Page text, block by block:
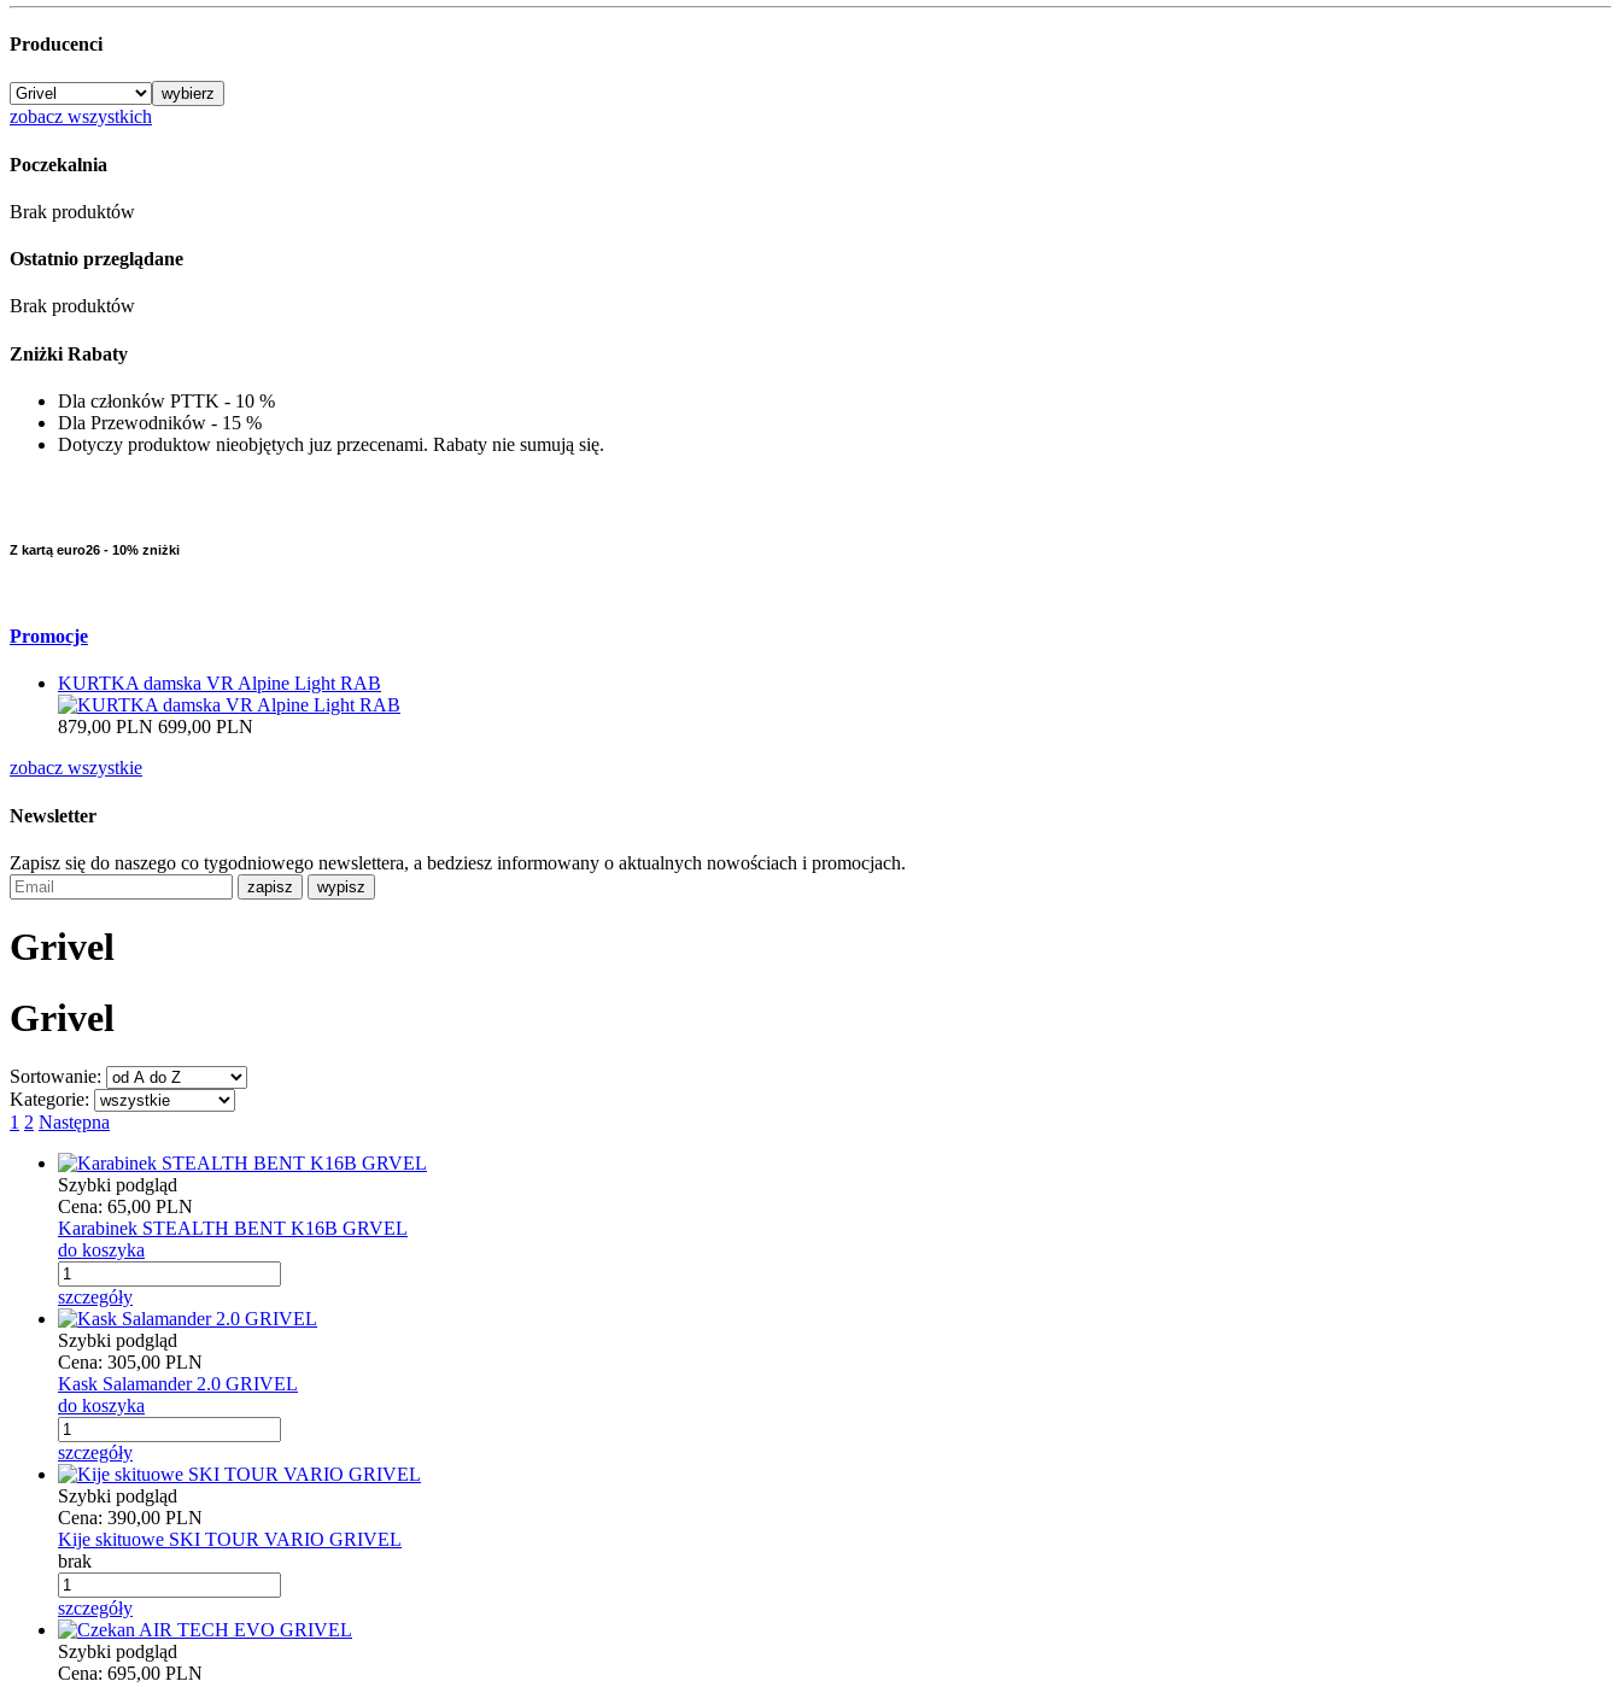
Producenci
zobacz wszystkich
Poczekalnia
Brak produktów
Ostatnio przeglądane
Brak produktów
Zniżki Rabaty
Dla członków PTTK - 10 %
Dla Przewodników - 15 %
Dotyczy produktow nieobjętych juz przecenami. Rabaty nie sumują się.
Z kartą euro26 - 10% zniżki
Promocje
KURTKA damska VR Alpine Light RAB
879,00 PLN 699,00 PLN
zobacz wszystkie
Newsletter
Zapisz się do naszego co tygodniowego newslettera, a bedziesz informowany o aktualnych nowościach i promocjach.
Grivel
Grivel
Sortowanie:
Kategorie:
1 2 Następna
Szybki podgląd
Cena: 65,00 PLN
Karabinek STEALTH BENT K16B GRVEL
do koszyka
szczegóły
Szybki podgląd
Cena: 305,00 PLN
Kask Salamander 2.0 GRIVEL
do koszyka
szczegóły
Szybki podgląd
Cena: 390,00 PLN
Kije skituowe SKI TOUR VARIO GRIVEL
brak
szczegóły
Szybki podgląd
Cena: 695,00 PLN